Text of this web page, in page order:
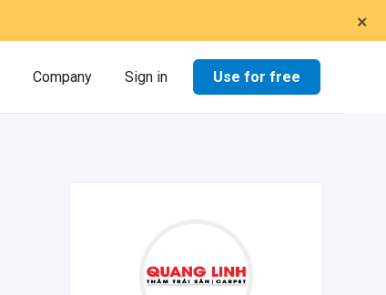
×
Company Sign in Use for free